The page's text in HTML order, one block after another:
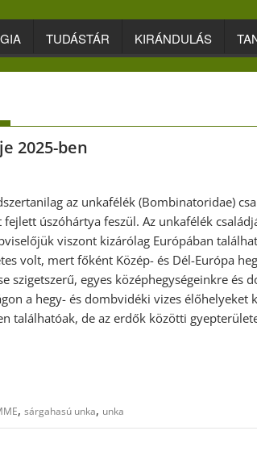
TUDÁSTÁR KIRÁNDULÁS
2025-ben
az unkafélék (Bombinatoridae)
úszóhártya feszül. Az unkafélék
viszont kizárólag Európában
volt, mert főként Közép- és Dél-Európa
szigetszerű, egyes középhegységeinkre és
a hegy- és dombvidéki vizes élőhelyeket
találhatóak, de az erdők közötti
, sárgahasú unka, unka